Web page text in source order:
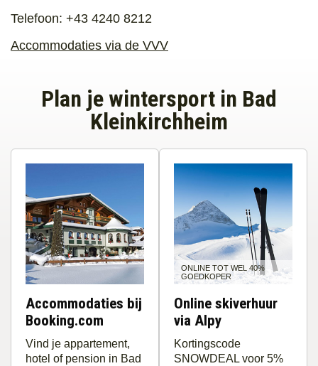
Telefoon: +43 4240 8212
Accommodaties via de VVV
Plan je wintersport in Bad
Kleinkirchheim
Accommodaties bij
Booking.com
Vind je appartement,
hotel of pension in Bad
ONLINE TOT WEL 40%
GOEDKOPER
Online skiverhuur
via Alpy
Kortingscode
SNOWDEAL voor 5%